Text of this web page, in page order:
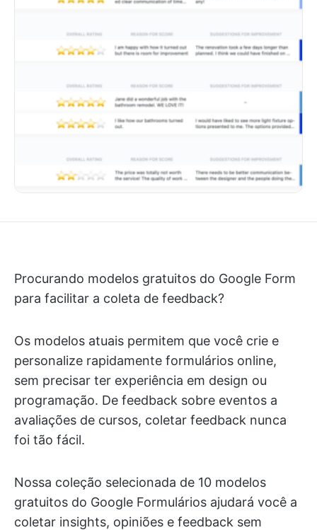
Procurando modelos gratuitos do Google Form
para facilitar a coleta de feedback?
Os modelos atuais permitem que você crie e
personalize rapidamente formulários online,
sem precisar ter experiência em design ou
programação. De feedback sobre eventos a
avaliações de cursos, coletar feedback nunca
foi tão fácil.
Nossa coleção selecionada de 10 modelos
gratuitos do Google Formulários ajudará você a
coletar insights, opiniões e feedback sem